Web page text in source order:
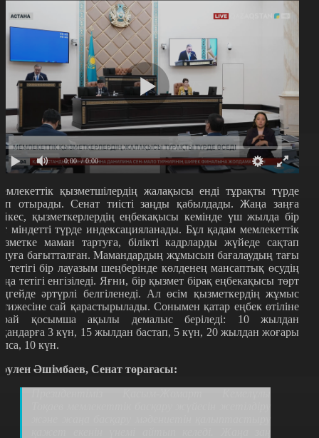
0:00 / 0:00
қызметшілердің жалақысы енді тұрақты түрде
отырады. Сенат тиісті заңды қабылдады. Жаңа заңға
қызметкерлердің еңбекақысы кемінде үш жылда бір
міндетті түрде индексацияланады. Бұл қадам мемлекеттік
маман тартуға, білікті кадрларды жүйеде сақтап
бағытталған. Мамандардың жұмысын бағалаудың тағы
тетігі бір лауазым шеңберінде көлденең мансаптық өсудің
тетігі енгізіледі. Яғни, бір қызмет бірақ еңбекақысы төрт
әртүрлі белгіленеді. Ал өсім қызметкердің жұмыс
сай қарастырылады. Сонымен қатар еңбек өтіліне
қосымша ақылы демалыс беріледі: 10 жылдан
3 күн, 15 жылдан бастап, 5 күн, 20 жылдан жоғары
, 10 күн.
әулен Әшімбаев, Сенат төрағасы: